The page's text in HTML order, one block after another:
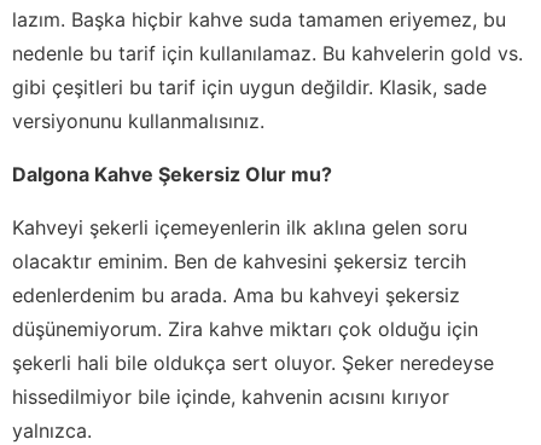
lazım. Başka hiçbir kahve suda tamamen eriyemez, bu
nedenle bu tarif için kullanılamaz. Bu kahvelerin gold vs.
gibi çeşitleri bu tarif için uygun değildir. Klasik, sade
versiyonunu kullanmalısınız.
Dalgona Kahve Şekersiz Olur mu?
Kahveyi şekerli içemeyenlerin ilk aklına gelen soru
olacaktır eminim. Ben de kahvesini şekersiz tercih
edenlerdenim bu arada. Ama bu kahveyi şekersiz
düşünemiyorum. Zira kahve miktarı çok olduğu için
şekerli hali bile oldukça sert oluyor. Şeker neredeyse
hissedilmiyor bile içinde, kahvenin acısını kırıyor
yalnızca.